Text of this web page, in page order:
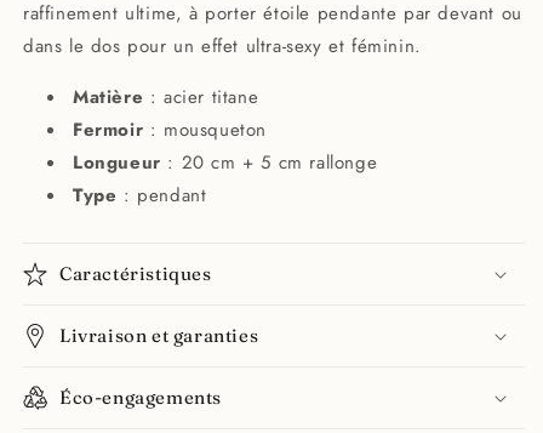
raffinement ultime, à porter étoile pendante par devant ou
dans le dos pour un effet ultra-sexy et féminin.
Matière : acier titane
Fermoir : mousqueton
Longueur : 20 cm + 5 cm rallonge
Type : pendant
Caractéristiques
Livraison et garanties
Éco-engagements